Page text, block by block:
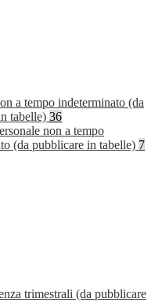
a tempo indeterminato (da
tabelle) 36
non a tempo
(da pubblicare in tabelle) 7
trimestrali (da pubblicare